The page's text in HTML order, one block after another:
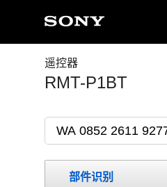
遥控器
RMT-P1BT
部件识别